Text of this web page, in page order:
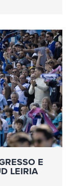
E
LEIRIA